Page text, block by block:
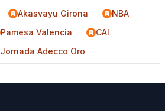
Akasvayu Girona
NBA
Pamesa Valencia
CAI
Jornada Adecco Oro